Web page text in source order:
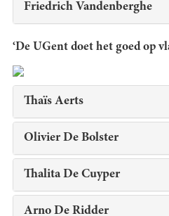
Friedrich Vandenberghe
‘De UGent doet het goed op
Thaïs Aerts
Olivier De Bolster
Thalita De Cuyper
Arno De Ridder